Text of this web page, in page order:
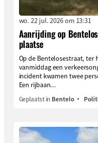
wo. 22 jul. 2026 om 13:31
Aanrijding op
plaatse
Op de Bentelosestraat, ter
vanmiddag een
incident kwamen twee
Een rijbaan...
Geplaatst in Bentelo